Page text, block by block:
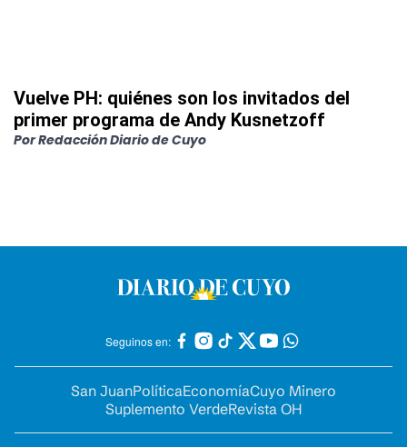
Vuelve PH: quiénes son los invitados del
primer programa de Andy Kusnetzoff
PorRedacción Diario de Cuyo
Seguinos en:
San JuanPolíticaEconomíaCuyo Minero
Suplemento VerdeRevista OH